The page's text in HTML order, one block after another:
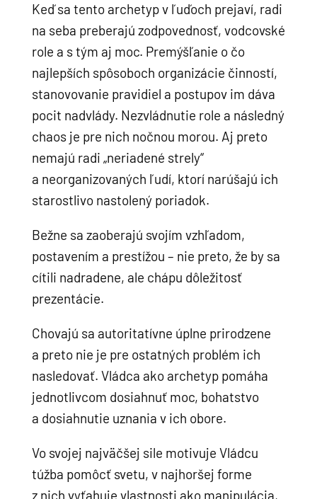
Keď sa tento archetyp v ľuďoch prejaví, radi
na seba preberajú zodpovednosť, vodcovské
role a s tým aj moc. Premýšľanie o čo
najlepších spôsoboch organizácie činností,
stanovovanie pravidiel a postupov im dáva
pocit nadvlády. Nezvládnutie role a následný
chaos je pre nich nočnou morou. Aj preto
nemajú radi „neriadené strely“
a neorganizovaných ľudí, ktorí narúšajú ich
starostlivo nastolený poriadok.
Bežne sa zaoberajú svojím vzhľadom,
postavením a prestížou – nie preto, že by sa
cítili nadradene, ale chápu dôležitosť
prezentácie.
Chovajú sa autoritatívne úplne prirodzene
a preto nie je pre ostatných problém ich
nasledovať. Vládca ako archetyp pomáha
jednotlivcom dosiahnuť moc, bohatstvo
a dosiahnutie uznania v ich obore.
Vo svojej najväčšej sile motivuje Vládcu
túžba pomôcť svetu, v najhoršej forme
z nich vyťahuje vlastnosti ako manipulácia,